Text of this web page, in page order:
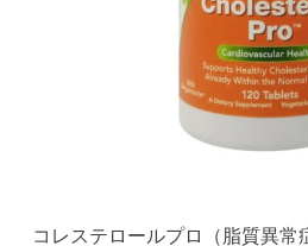
コレステロールプロ（脂質異常